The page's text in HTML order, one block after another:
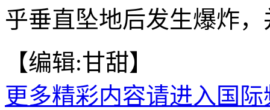
乎垂直坠地后发生爆炸
【编辑:甘甜】
更多精彩内容请进入国际